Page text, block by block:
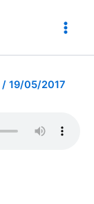
/ 19/05/2017